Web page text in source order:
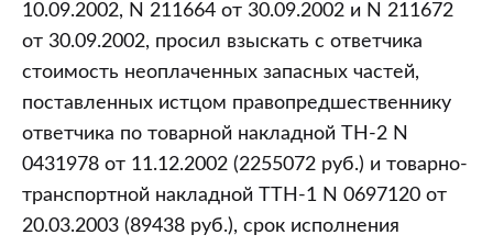
10.09.2002, N 211664 от 30.09.2002 и N 211672
от 30.09.2002, просил взыскать с ответчика
стоимость неоплаченных запасных частей,
поставленных истцом правопредшественнику
ответчика по товарной накладной ТН-2 N
0431978 от 11.12.2002 (2255072 руб.) и товарно-
транспортной накладной ТТН-1 N 0697120 от
20.03.2003 (89438 руб.), срок исполнения